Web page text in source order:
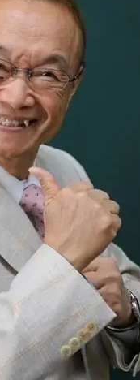
TVアニメ『戦隊大失格』
radio 大直会 2nd season